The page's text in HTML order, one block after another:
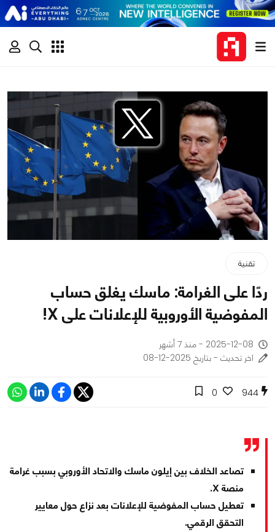
تقنية
ردًا على الغرامة: ماسك يغلق حساب
المفوضية الأوروبية للإعلانات على X!
2025-12-08 - منذ 7 أشهر
اخر تحديث - بتاريخ 2025-12-08
944
0
تصاعد الخلاف بين إيلون ماسك والاتحاد الأوروبي بسبب غرامة
منصة X.
تعطيل حساب المفوضية للإعلانات بعد نزاع حول معايير
التحقق الرقمي.